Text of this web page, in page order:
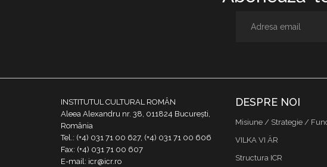
INSTITUTUL CULTURAL ROMÂN
Aleea Alexandru nr. 38, 011824 București,
România
Tel.: (+4) 031 71 00 627, (+4) 031 71 00 606
Fax: (+4) 031 71 00 607
E-mail: icr@icr.ro
DESPRE NOI
Misiune / Strategie /
VILKA VI ÄR
Structura ICR